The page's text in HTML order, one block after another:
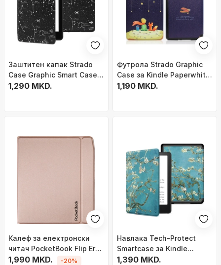
Заштитен капак Strado
Case Graphic Smart Case
за Kindle Paperwhite 1 2 3,
1,290 MKD.
Футрола Strado Graphic
Case за Kindle Paperwhite
5, магнетно затворање,
1,190 MKD.
Калeф за електронски
читач PocketBook Flip Era,
магнетен, беж
1,990 MKD. -20%
Навлака Tech-Protect
Smartcase за Kindle
Paperwhite 6 Colorsoft
1,390 MKD.